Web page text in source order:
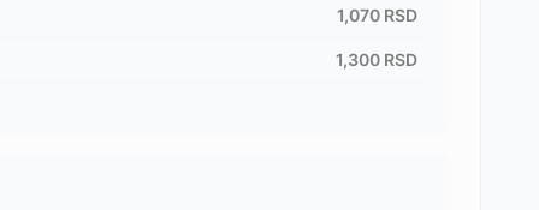
1,070 RSD
1,300 RSD